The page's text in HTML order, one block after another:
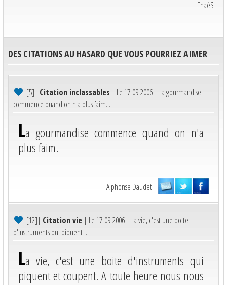
EnaéS
DES CITATIONS AU HASARD QUE VOUS POURRIEZ AIMER
[5]| Citation inclassables | Le 17-09-2006 | La gourmandise
commence quand on n'a plus faim....
La gourmandise commence quand on n'a
plus faim.
Alphonse Daudet
[12]| Citation vie | Le 17-09-2006 | La vie, c'est une boite
d'instruments qui piquent ...
La vie, c'est une boite d'instruments qui
piquent et coupent. A toute heure nous nous